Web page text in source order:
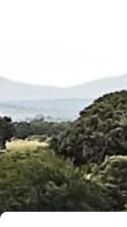
1
Resultados
encontrados